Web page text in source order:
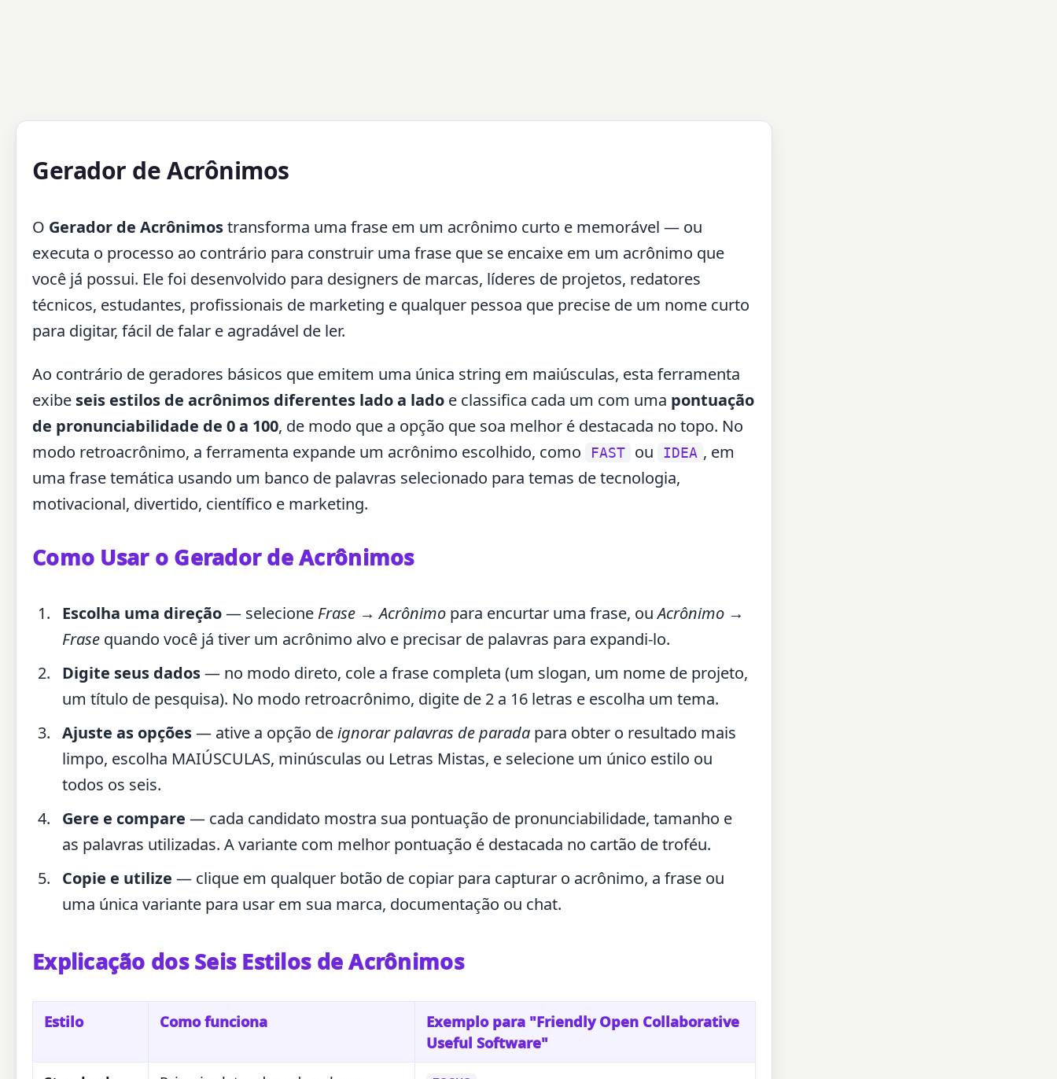
Gerador de Acrônimos
O Gerador de Acrônimostransforma uma frase em um acrônimo curto e memorável — ou
executa o processo ao contrário para construir uma frase que se encaixe em um acrônimo que
você já possui. Ele foi desenvolvido para designers de marcas, líderes de projetos, redatores
técnicos, estudantes, profissionais de marketing e qualquer pessoa que precise de um nome curto
para digitar, fácil de falar e agradável de ler.
Ao contrário de geradores básicos que emitem uma única string em maiúsculas, esta ferramenta
exibe seis estilos de acrônimos diferentes lado a lado e classifica cada um com uma pontuação
de pronunciabilidade de 0 a 100, de modo que a opção que soa melhor é destacada no topo. No
modo retroacrônimo, a ferramenta expande um acrônimo escolhido, como
FAST ou IDEA , em
uma frase temática usando um banco de palavras selecionado para temas de tecnologia,
motivacional, divertido, científico e marketing.
Como Usar o Gerador de Acrônimos
Escolha uma direção— selecione Frase → Acrônimo para encurtar uma frase, ouAcrônimo →
Frase quando você já tiver um acrônimo alvo e precisar de palavras para expandi-lo.
Digite seus dados— no modo direto, cole a frase completa (um slogan, um nome de projeto,
um título de pesquisa). No modo retroacrônimo, digite de 2 a 16 letras e escolha um tema.
Ajuste as opções— ative a opção deignorar palavras de parada para obter o resultado mais
limpo, escolha MAIÚSCULAS, minúsculas ou Letras Mistas, e selecione um único estilo ou
todos os seis.
Gere e compare — cada candidato mostra sua pontuação de pronunciabilidade, tamanho e
as palavras utilizadas. A variante com melhor pontuação é destacada no cartão de troféu.
Copie e utilize — clique em qualquer botão de copiar para capturar o acrônimo, a frase ou
uma única variante para usar em sua marca, documentação ou chat.
Explicação dos Seis Estilos de Acrônimos
Estilo Como funciona
Exemplo para "Friendly Open Collaborative
Useful Software"